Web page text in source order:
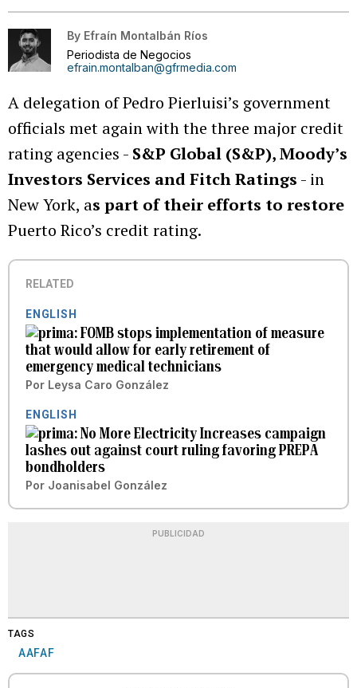
By Efraín Montalbán Ríos
Periodista de Negocios
efrain.montalban@gfrmedia.com
A delegation of Pedro Pierluisi’s government
officials met again with the three major credit
rating agencies - S&P Global (S&P), Moody’s
Investors Services and Fitch Ratings - in
New York, as part of their efforts to restore
Puerto Rico’s credit rating.
RELATED
ENGLISH
FOMB stops implementation of measure
that would allow for early retirement of
emergency medical technicians
Por Leysa Caro González
ENGLISH
No More Electricity Increases campaign
lashes out against court ruling favoring PREPA
bondholders
Por Joanisabel González
PUBLICIDAD
TAGS
AAFAF